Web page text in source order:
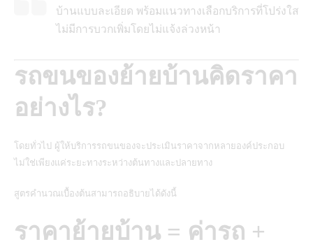
บ้านแบบละเอียด พร้อมแนวทางเลือกบริการที่โปร่งใส
ไม่มีการบวกเพิ่มโดยไม่แจ้งล่วงหน้า
รถขนของย้ายบ้านคิดราคา
อย่างไร?
โดยทั่วไป ผู้ให้บริการรถขนของจะประเมินราคาจากหลายองค์ประกอบ
ไม่ใช่เพียงแค่ระยะทางระหว่างต้นทางและปลายทาง
สูตรคำนวณเบื้องต้นสามารถอธิบายได้ดังนี้
ราคาย้ายบ้าน = ค่ารถ +